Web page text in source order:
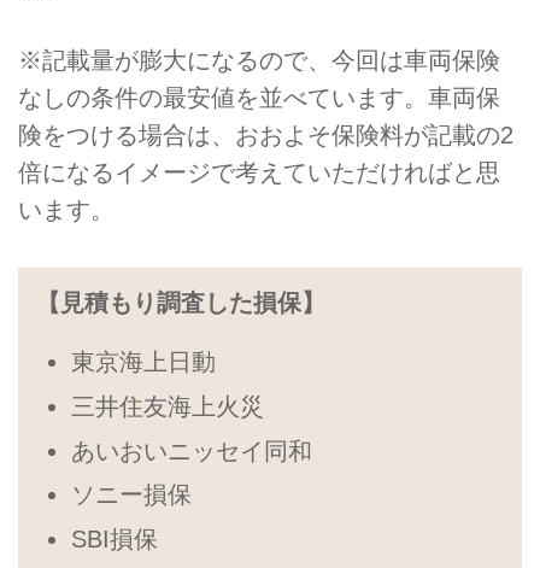
※記載量が膨大になるので、今回は車両保険
なしの条件の最安値を並べています。車両保
険をつける場合は、おおよそ保険料が記載の2
倍になるイメージで考えていただければと思
います。
【見積もり調査した損保】
東京海上日動
三井住友海上火災
あいおいニッセイ同和
ソニー損保
SBI損保